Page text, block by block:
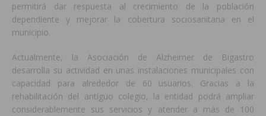
permitirá dar respuesta al crecimiento de la población
dependiente y mejorar la cobertura sociosanitaria en el
municipio.
Actualmente, la Asociación de Alzheimer de Bigastro
desarrolla su actividad en unas instalaciones municipales con
capacidad para alrededor de 60 usuarios. Gracias a la
rehabilitación del antiguo colegio, la entidad podrá ampliar
considerablemente sus servicios y atender a más de 100